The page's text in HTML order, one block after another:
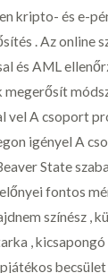
kripto- és e-
. Az online
és AML
megerősít
vel A csoport
igényel A
State
fontos
színész ,
, kicsapongó
becsület